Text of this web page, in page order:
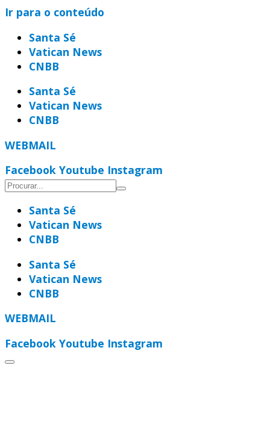
Ir para o conteúdo
Santa Sé
Vatican News
CNBB
Santa Sé
Vatican News
CNBB
WEBMAIL
Facebook Youtube Instagram
Santa Sé
Vatican News
CNBB
Santa Sé
Vatican News
CNBB
WEBMAIL
Facebook Youtube Instagram